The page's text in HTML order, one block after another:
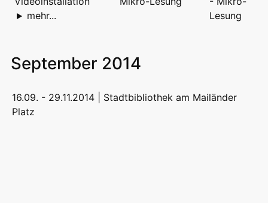
mehr...
September 2014
16.09. - 29.11.2014 | Stadtbibliothek am Mailänder
Platz